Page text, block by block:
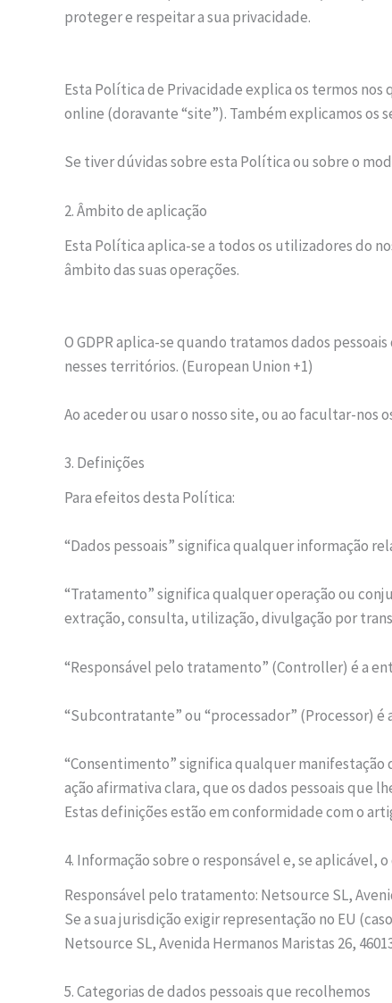
proteger e respeitar a sua privacidade.
Esta Política de Privacidade explica os termos nos
online (doravante “site”). Também explicamos os
Se tiver dúvidas sobre esta Política ou sobre o
2. Âmbito de aplicação
Esta Política aplica-se a todos os utilizadores do
âmbito das suas operações.
O GDPR aplica-se quando tratamos dados
nesses territórios. (European Union +1)
Ao aceder ou usar o nosso site, ou ao facultar-nos
3. Definições
Para efeitos desta Política:
“Dados pessoais” significa qualquer informação
“Tratamento” significa qualquer operação ou
extração, consulta, utilização, divulgação por
“Responsável pelo tratamento” (Controller) é a
“Subcontratante” ou “processador” (Processor)
“Consentimento” significa qualquer
ação afirmativa clara, que os dados pessoais que
Estas definições estão em conformidade com o
4. Informação sobre o responsável e, se aplicável,
Responsável pelo tratamento: Netsource SL,
Se a sua jurisdição exigir representação no EU
Netsource SL, Avenida Hermanos Maristas 26,
5. Categorias de dados pessoais que recolhemos